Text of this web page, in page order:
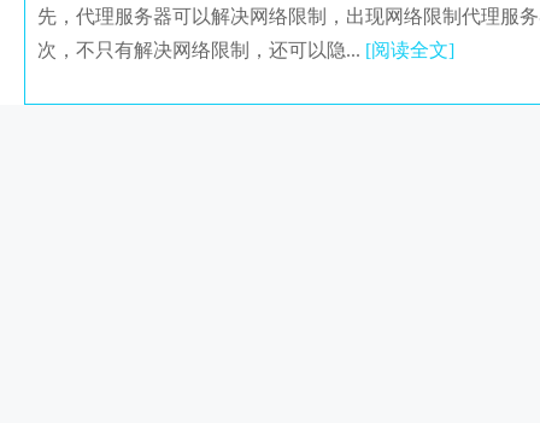
先，代理服务器可以解决网络限制，出现网络限制代理
次，不只有解决网络限制，还可以隐... [阅读全文]